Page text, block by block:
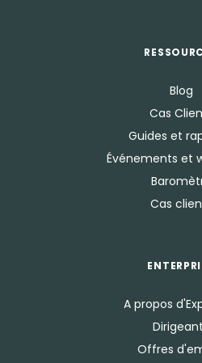
Blog
Cas
Guides et
Événements et
Cas
A propos
Offres